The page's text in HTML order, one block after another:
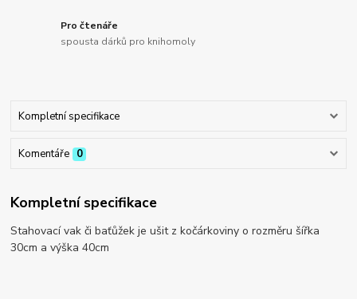
Pro čtenáře
spousta dárků pro knihomoly
Kompletní specifikace
Komentáře 0
Kompletní specifikace
Stahovací vak či baťůžek je ušit z kočárkoviny o rozměru šířka
30cm a výška 40cm